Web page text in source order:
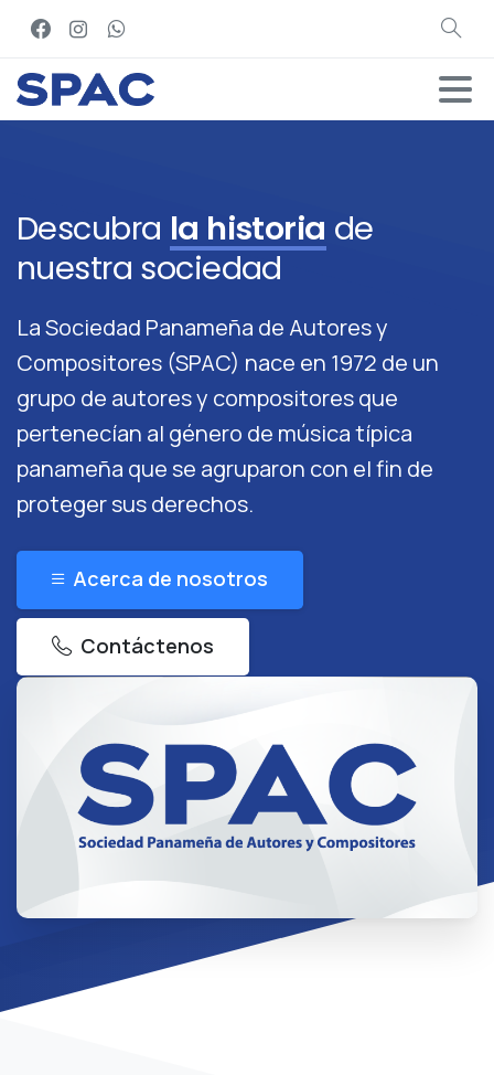
Descubra la historia de
nuestra sociedad
La Sociedad Panameña de Autores y
Compositores (SPAC) nace en 1972 de un
grupo de autores y compositores que
pertenecían al género de música típica
panameña que se agruparon con el fin de
proteger sus derechos.
Acerca de nosotros
Contáctenos